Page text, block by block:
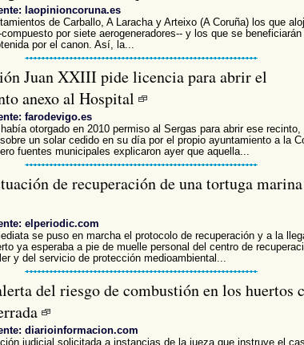
laopinioncoruna.es
de Carballo, A Laracha y Arteixo (A Coruña) los que
por siete aerogeneradores-- y los que se beneficiarán
por el canon. Así, la...
Juan XXIII pide licencia para abrir el
anexo al Hospital
farodevigo.es
otorgado en 2010 permiso al Sergas para abrir ese recinto,
un solar cedido en su día por el propio ayuntamiento a la
fuentes municipales explicaron ayer que aquella...
de recuperación de una tortuga
elperiodic.com
se puso en marcha el protocolo de recuperación y a la
ya esperaba a pie de muelle personal del centro de
y del servicio de protección medioambiental...
del riesgo de combustión en los huertos
diarioinformacion.com
judicial solicitada a instancias de la jueza que instruye el